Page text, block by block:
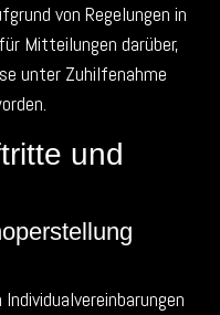
von Regelungen in
Mitteilungen darüber,
unter Zuhilfenahme
und